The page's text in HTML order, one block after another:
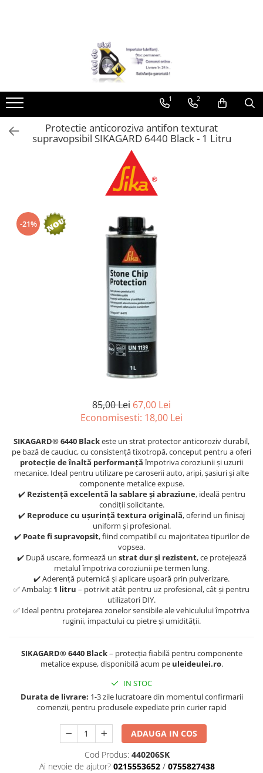
► Detailing si cosmetica
Curatare tapiterie auto
Curatare si intretinere piele
Plastice interioare
Perii si pensule
Sealant
Sampon auto
Accesorii spalare si uscare
Recipiente si pulverizatoare
Genti si accesorii
■ Accesorii filtre
■ Filtre ulei
■ Filtre aer
■ Filtre combustibil
■ Filtre habitaclu
■ Filtre hidraulice
■ Filtre uscator
■ Filtre aditivi
■ Filtre agent racire
Filtre
Filtre agent racire
Accesorii filtre
Filtre ulei
1 2
Protectie anticoroziva antifon texturat
supravopsibil SIKAGARD 6440 Black - 1 Litru
-21%
85,00 Lei 67,00 Lei
Economisesti: 18,00 Lei
SIKAGARD® 6440 Blackeste un strat protector anticoroziv durabil,
pe bază de cauciuc, cu consistență tixotropă, conceput pentru a oferi
protecție de înaltă performanțăîmpotriva coroziunii și uzurii
mecanice. Ideal pentru utilizare pe caroserii auto, aripi, șasiuri și alte
componente metalice expuse.
✔️ Rezistență excelentă la sablare și abraziune, ideală pentru
condiții solicitante.
✔️ Reproduce cu ușurință textura originală, oferind un finisaj
uniform și profesional.
✔️ Poate fi supravopsit, fiind compatibil cu majoritatea tipurilor de
vopsea.
✔️ După uscare, formează un strat dur și rezistent, ce protejează
metalul împotriva coroziunii pe termen lung.
✔️ Aderență puternică și aplicare ușoară prin pulverizare.
✅ Ambalaj: 1 litru – potrivit atât pentru uz profesional, cât și pentru
utilizatori DIY.
✅ Ideal pentru protejarea zonelor sensibile ale vehiculului împotriva
ruginii, impactului cu pietre și umidității.
SIKAGARD® 6440 Black– protecția fiabilă pentru componente
metalice expuse, disponibilă acum pe uleideulei.ro.
IN STOC
Durata de livrare: 1-3 zile lucratoare din momentul confirmarii
comenzii, pentru produsele expediate prin curier rapid
ADAUGA IN COS
Cod Produs: 440206SK
Ai nevoie de ajutor? 0215553652 / 0755827438